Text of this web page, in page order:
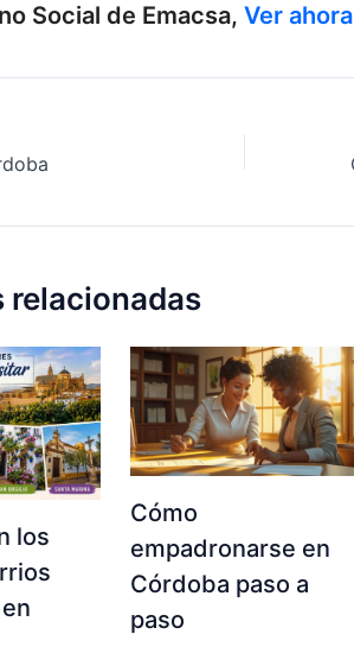
Social de Emacsa, Ver ahora
relacionadas
los
Cómo
empadronarse en
Córdoba paso a
paso